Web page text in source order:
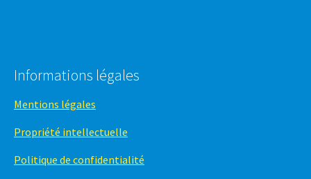
Informations légales
Mentions légales
Propriété intellectuelle
Politique de confidentialité